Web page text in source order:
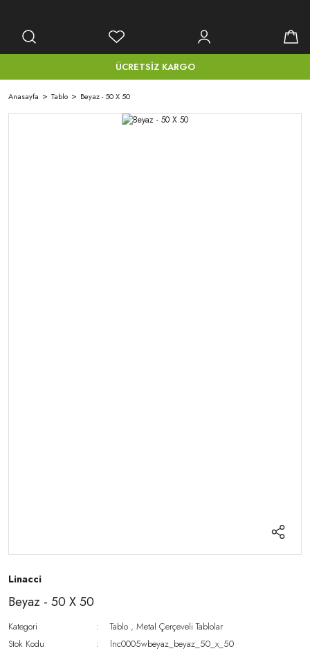
ÜCRETSİZ KARGO
Anasayfa Tablo Beyaz - 50 X 50
Linacci
Beyaz - 50 X 50
Kategori Tablo ,Metal Çerçeveli Tablolar
Stok Kodu
lnc0005wbeyaz_beyaz_50_x_50